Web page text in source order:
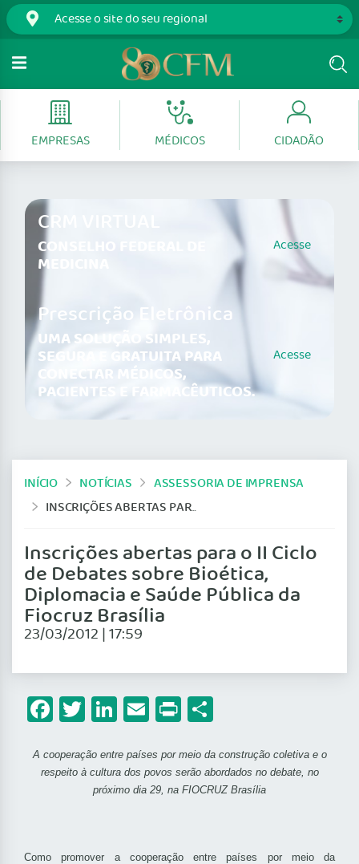
EMPRESAS MÉDICOS CIDADÃO
CRM VIRTUAL
CONSELHO FEDERAL DE
MEDICINA
Acesse
Prescrição Eletrônica
UMA SOLUÇÃO SIMPLES,
SEGURA E GRATUITA PARA
CONECTAR MÉDICOS,
PACIENTES E FARMACÊUTICOS.
Acesse
INÍCIO NOTÍCIAS
ASSESSORIA DE IMPRENSA
INSCRIÇÕES ABERTAS PARA O II CICLO DE DEBATES SOBRE BIOÉTICA, DIPLOMACIA E SAÚDE PÚBLICA DA FIOCRUZ BRASÍLIA
Inscrições abertas para o II Ciclo
de Debates sobre Bioética,
Diplomacia e Saúde Pública da
Fiocruz Brasília
23/03/2012 | 17:59
Facebook
Twitter
LinkedIn
Email
Print
A cooperação entre países por meio da construção coletiva e o
respeito à cultura dos povos serão abordados no debate, no
próximo dia 29, na FIOCRUZ Brasília
Como promover a cooperação entre países por meio da